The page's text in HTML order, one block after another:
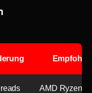
AMD Ryzen 9